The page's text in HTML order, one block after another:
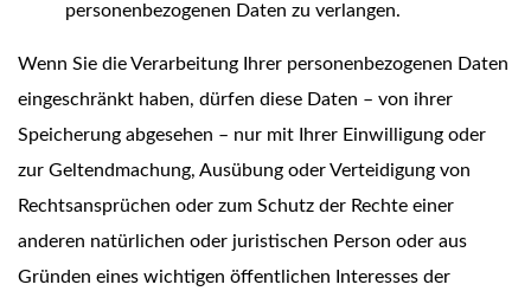
personenbezogenen Daten zu verlangen.
Wenn Sie die Verarbeitung Ihrer personenbezogenen Daten
eingeschränkt haben, dürfen diese Daten – von ihrer
Speicherung abgesehen – nur mit Ihrer Einwilligung oder
zur Geltendmachung, Ausübung oder Verteidigung von
Rechtsansprüchen oder zum Schutz der Rechte einer
anderen natürlichen oder juristischen Person oder aus
Gründen eines wichtigen öffentlichen Interesses der